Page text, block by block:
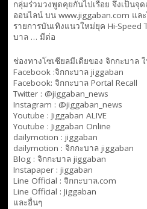
กลุ่มร่วมวงพูดคุยกันไปเรื่อย จึงเป็นจุ
ออนไลน์ บน www.jiggaban.com แล
รายการบันเทิงแนวใหม่ยุค Hi-Speed
บาล … มีต่อ
ช่องทางโซเซียลมีเดียของ จิกกะบาล
Facebook :จิกกะบาล jiggaban
Facebook: จิกกะบาล Portal Recall
Twitter : @jiggaban_news
Instagram : @jiggaban_news
Youtube : Jiggaban ALIVE
Youtube : Jiggaban Online
dailymotion : jiggaban
dailymotion : จิกกะบาล jiggaban
Blog : จิกกะบาล jiggaban
Instapaper : jiggaban
Line Official : จิกกะบาล.com
Line Official : Jiggaban
และอื่นๆ